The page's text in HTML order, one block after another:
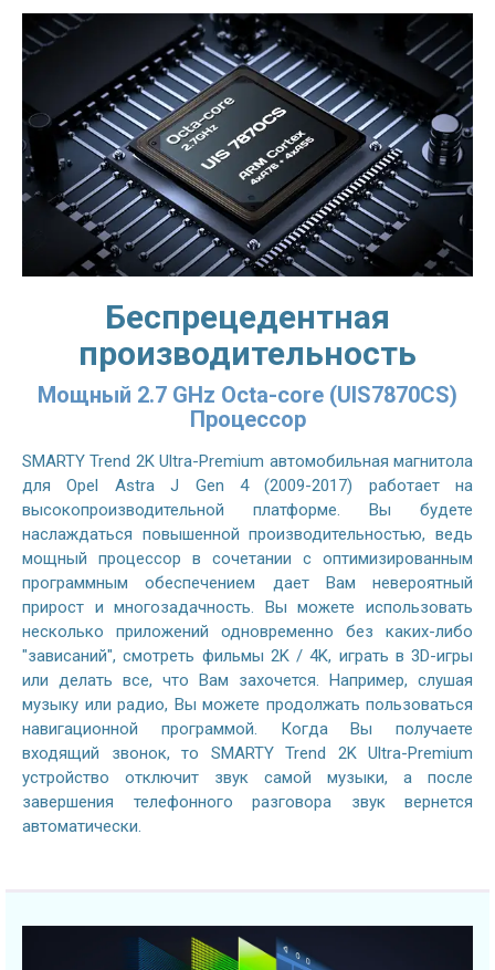
Беспрецедентная
производительность
Мощный 2.7 GHz Octa-core (UIS7870CS)
Процессор
SMARTY Trend 2K Ultra-Premium автомобильная магнитола
для Opel Astra J Gen 4 (2009-2017) работает на
высокопроизводительной платформе. Вы будете
наслаждаться повышенной производительностью, ведь
мощный процессор в сочетании с оптимизированным
программным обеспечением дает Вам невероятный
прирост и многозадачность. Вы можете использовать
несколько приложений одновременно без каких-либо
"зависаний", смотреть фильмы 2K / 4K, играть в 3D-игры
или делать все, что Вам захочется. Например, слушая
музыку или радио, Вы можете продолжать пользоваться
навигационной программой. Когда Вы получаете
входящий звонок, то SMARTY Trend 2K Ultra-Premium
устройство отключит звук самой музыки, а после
завершения телефонного разговора звук вернется
автоматически.